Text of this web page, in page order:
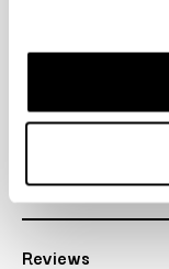
Over ons
Reviews